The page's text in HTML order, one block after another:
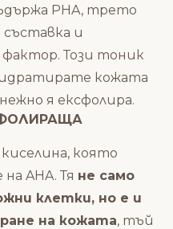
PHA, трето
и
Този тоник
кожата
я ексфолира.
която
AHA. Тя не само
клетки, но е и
на кожата, тъй